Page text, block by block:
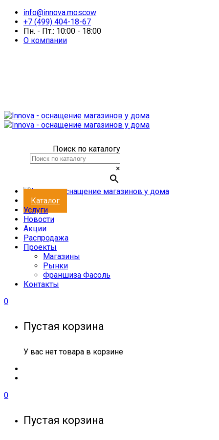
info@innova.moscow
+7 (499) 404-18-67
Пн. - Пт.: 10:00 - 18:00
О компании
Поиск по каталогу
×
Каталог
Услуги
Новости
Акции
Распродажа
Проекты
Магазины
Рынки
Франшиза Фасоль
Контакты
0
Пустая корзина
У вас нет товара в корзине
0
Пустая корзина